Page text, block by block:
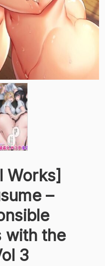
Works]
–
with the
3